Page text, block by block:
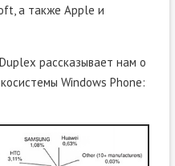
а также Apple и
рассказывает нам о
Windows Phone: